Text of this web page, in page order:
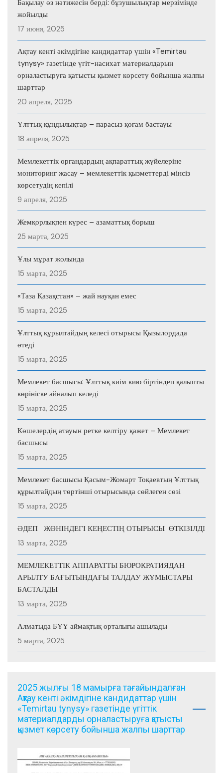
Бақылау өз нәтижесін берді: бұзушылықтар мерзімінде
жойылды
17 июня, 2025
Ақтау кенті әкімдігіне кандидаттар үшін «Temirtau
tynysy» газетінде үгіт-насихат материалдарын
орналастыруға қатысты қызмет көрсету бойынша жалпы
шарттар
20 апреля, 2025
Ұлттық құндылықтар – парасыз қоғам бастауы
18 апреля, 2025
Мемлекеттік органдардың ақпараттық жүйелеріне
мониторинг жасау – мемлекеттік қызметтерді мінсіз
көрсетудің кепілі
9 апреля, 2025
Жемқорлықпен күрес – азаматтық борыш
25 марта, 2025
Ұлы мұрат жолында
15 марта, 2025
«Таза Қазақстан» – жай науқан емес
15 марта, 2025
Ұлттық құрылтайдың келесі отырысы Қызылордада
өтеді
15 марта, 2025
Мемлекет басшысы: Ұлттық киім кию біртіндеп қалыпты
көрініске айналып келеді
15 марта, 2025
Көшелердің атауын ретке келтіру қажет – Мемлекет
басшысы
15 марта, 2025
Мемлекет басшысы Қасым-Жомарт Тоқаевтың Ұлттық
құрылтайдың төртінші отырысында сөйлеген сөзі
15 марта, 2025
ӘДЕП ЖӨНІНДЕГІ КЕҢЕСТІҢ ОТЫРЫСЫ ӨТКІЗІЛДІ
13 марта, 2025
МЕМЛЕКЕТТІК АППАРАТТЫ БЮРОКРАТИЯДАН
АРЫЛТУ БАҒЫТЫНДАҒЫ ТАЛДАУ ЖҰМЫСТАРЫ
БАСТАЛДЫ
13 марта, 2025
Алматыда БҰҰ аймақтық орталығы ашылады
5 марта, 2025
2025 жылғы 18 мамырға тағайындалған
Ақтау кенті әкімдігіне кандидаттар үшін
«Temirtau tynysy» газетінде үгіттік
материалдарды орналастыруға қатысты
қызмет көрсету бойынша жалпы шарттар